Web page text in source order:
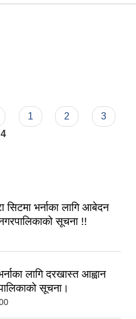
1 2
3
4
सिटमा भर्नाका लागि आबेदन
सूचना !!
लागि दरखास्त आह्वान
सूचना।